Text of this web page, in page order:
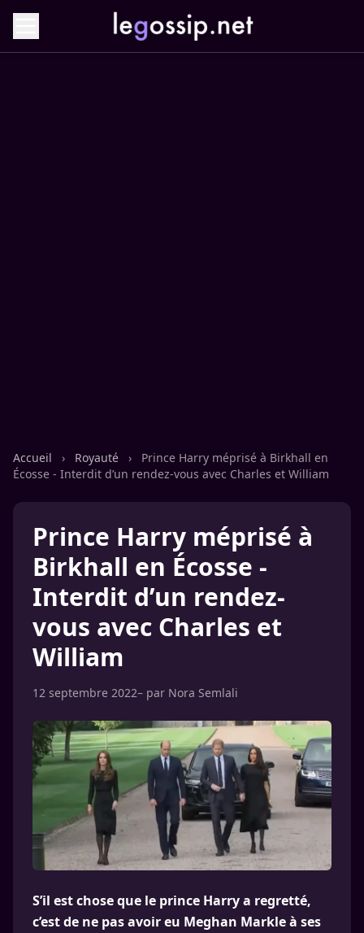
Accueil › Royauté ›
Prince Harry méprisé à Birkhall en
Écosse - Interdit d’un rendez-vous avec Charles et William
Prince Harry méprisé à
Birkhall en Écosse -
Interdit d’un rendez-
vous avec Charles et
William
12 septembre 2022– par Nora Semlali
S’il est chose que le prince Harry a regretté,
c’est de ne pas avoir eu Meghan Markle à ses